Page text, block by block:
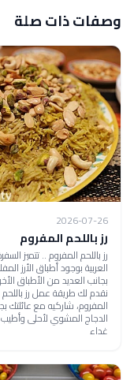
وصفات ذات صلة
2026-07-26
رز باللحم المفروم
رز باللحم المفروم .. تتميز
العربية بوجود أطباق الأرز
بجانب العديد من الأطباق
نقدم لك طريقة عمل رز باللحم
المفروم، شاركيه مع عائلتك
الدجاج المشوي لأحلى
غداء